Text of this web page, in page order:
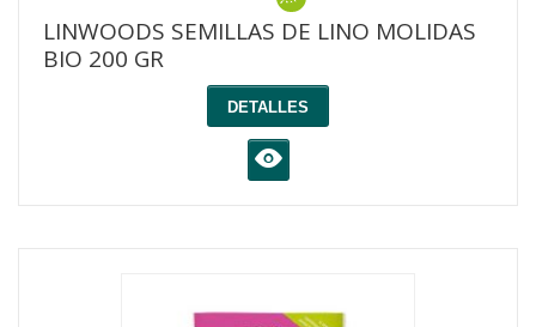
LINWOODS SEMILLAS DE LINO MOLIDAS
BIO 200 GR
DETALLES
K